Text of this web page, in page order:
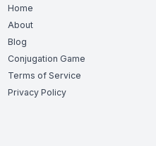
Home
About
Blog
Conjugation Game
Terms of Service
Privacy Policy